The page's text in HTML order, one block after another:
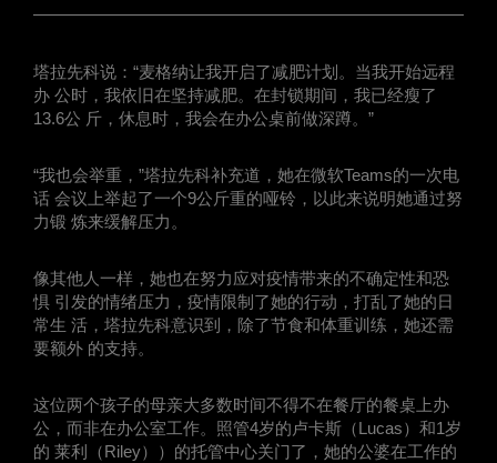
塔拉先科说：“麦格纳让我开启了减肥计划。当我开始远程
办 公时，我依旧在坚持减肥。在封锁期间，我已经瘦了
13.6公 斤，休息时，我会在办公桌前做深蹲。”
“我也会举重，”塔拉先科补充道，她在微软Teams的一次电
话 会议上举起了一个9公斤重的哑铃，以此来说明她通过努
力锻 炼来缓解压力。
像其他人一样，她也在努力应对疫情带来的不确定性和恐
惧 引发的情绪压力，疫情限制了她的行动，打乱了她的日
常生 活，塔拉先科意识到，除了节食和体重训练，她还需
要额外 的支持。
这位两个孩子的母亲大多数时间不得不在餐厅的餐桌上办
公，而非在办公室工作。照管4岁的卢卡斯（Lucas）和1岁
的 莱利（Riley））的托管中心关门了，她的公婆在工作的